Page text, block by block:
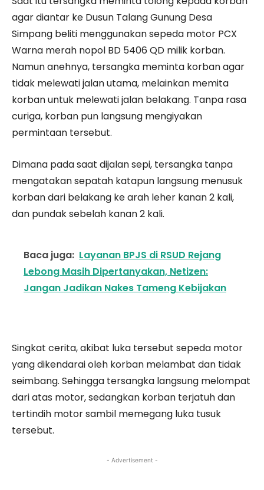
agar diantar ke Dusun Talang Gunung Desa
Simpang beliti menggunakan sepeda motor PCX
Warna merah nopol BD 5406 QD milik korban.
Namun anehnya, tersangka meminta korban agar
tidak melewati jalan utama, melainkan memita
korban untuk melewati jalan belakang. Tanpa rasa
curiga, korban pun langsung mengiyakan
permintaan tersebut.
Dimana pada saat dijalan sepi, tersangka tanpa
mengatakan sepatah katapun langsung menusuk
korban dari belakang ke arah leher kanan 2 kali,
dan pundak sebelah kanan 2 kali.
Baca juga: Layanan BPJS di RSUD Rejang
Lebong Masih Dipertanyakan, Netizen:
Jangan Jadikan Nakes Tameng Kebijakan
Singkat cerita, akibat luka tersebut sepeda motor
yang dikendarai oleh korban melambat dan tidak
seimbang. Sehingga tersangka langsung melompat
dari atas motor, sedangkan korban terjatuh dan
tertindih motor sambil memegang luka tusuk
tersebut.
- Advertisement -